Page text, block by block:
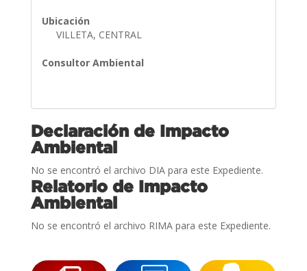
Ubicación
VILLETA, CENTRAL
Consultor Ambiental
Declaración de Impacto
Ambiental
No se encontró el archivo DIA para este Expediente.
Relatorio de Impacto
Ambiental
No se encontró el archivo RIMA para este Expediente.